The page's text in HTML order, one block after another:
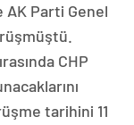
AK Parti Genel
CHP
tarihini 11